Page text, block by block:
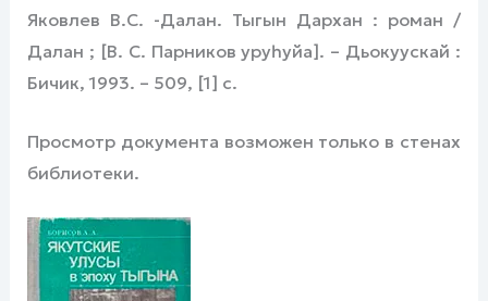
Яковлев В.С. -Далан. Тыгын Дархан : роман /
Далан ; [В. С. Парников уруһуйа]. – Дьокуускай :
Бичик, 1993. – 509, [1] с.
Просмотр документа возможен только в стенах
библиотеки.